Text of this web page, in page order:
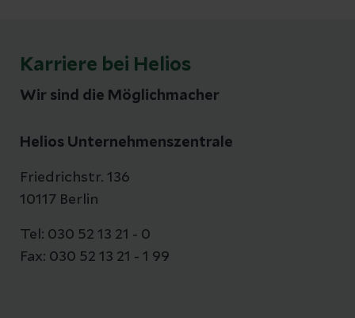
Karriere bei Helios
Wir sind die Möglichmacher
Helios Unternehmenszentrale
Friedrichstr. 136
10117 Berlin
Tel: 030 52 13 21 - 0
Fax: 030 52 13 21 - 1 99